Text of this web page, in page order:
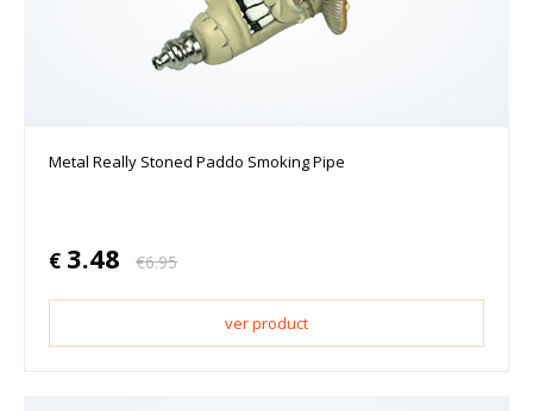
Metal Really Stoned Paddo Smoking Pipe
€ 3.48 €6.95
ver product